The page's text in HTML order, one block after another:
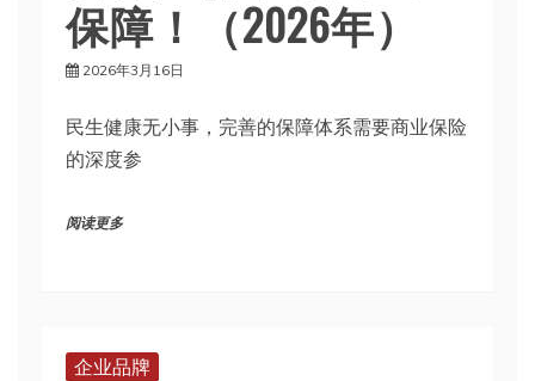
保障！（2026年）
2026年3月16日
民生健康无小事，完善的保障体系需要商业保险
的深度参
阅读更多
企业品牌